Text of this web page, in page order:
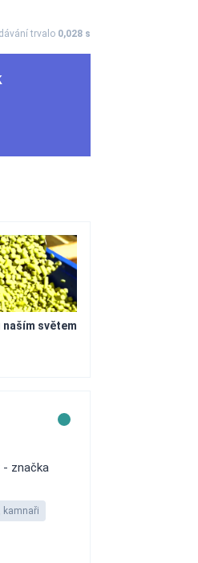
trvalo 0,028 s
naším světem
- značka
kamnaři